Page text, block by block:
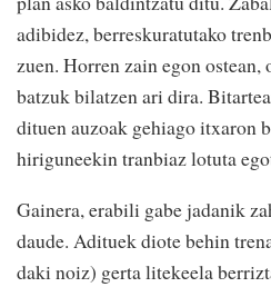
adibidez, berreskuratutako
zuen. Horren zain egon
batzuk bilatzen ari dira.
dituen auzoak gehiago itxaron
hiriguneekin tranbiaz lotuta
Gainera, erabili gabe jadanik
daude. Adituek diote behin
daki noiz) gerta litekeela